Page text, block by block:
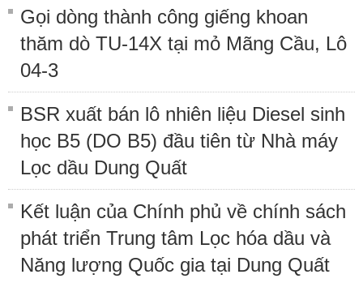
Gọi dòng thành công giếng khoan
thăm dò TU-14X tại mỏ Mãng Cầu, Lô
04-3
BSR xuất bán lô nhiên liệu Diesel sinh
học B5 (DO B5) đầu tiên từ Nhà máy
Lọc dầu Dung Quất
Kết luận của Chính phủ về chính sách
phát triển Trung tâm Lọc hóa dầu và
Năng lượng Quốc gia tại Dung Quất